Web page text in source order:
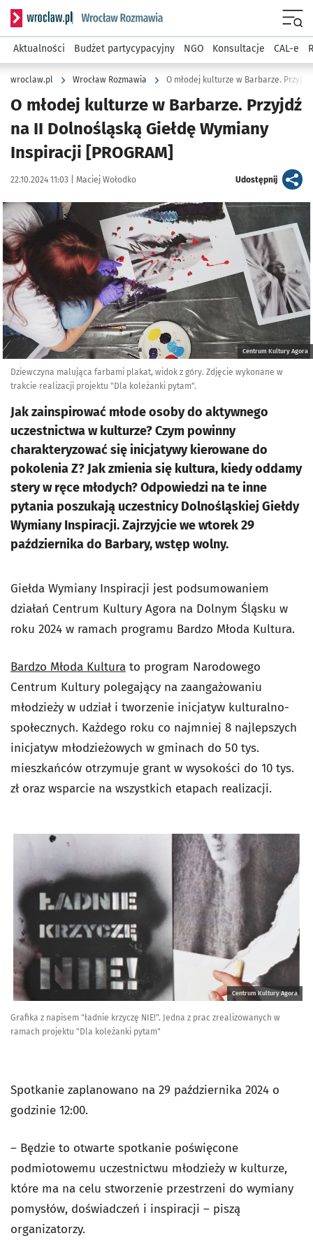
Serwis informacyjny wroclaw.pl podserwis: Rozmawia
Aktualności Budżet partycypacyjny NGO Konsultacje CAL-e
wroclaw.pl Wrocław Rozmawia
O młodej kulturze w Barbarze. Przyjdź
na II Dolnośląską Giełdę Wymiany
Inspiracji [PROGRAM]
Data publikacji:
22.10.2024 11:03 | Autor:
Maciej Wołodko Udostępnijartykuł
Kliknij, aby powiększyć
Centrum Kultury Agora
Dziewczyna malująca farbami plakat, widok z góry. Zdjęcie wykonane w
trakcie realizacji projektu "Dla koleżanki pytam".
Jak zainspirować młode osoby do aktywnego
uczestnictwa w kulturze? Czym powinny
charakteryzować się inicjatywy kierowane do
pokolenia Z? Jak zmienia się kultura, kiedy oddamy
stery w ręce młodych? Odpowiedzi na te inne
pytania poszukają uczestnicy Dolnośląskiej Giełdy
Wymiany Inspiracji. Zajrzyjcie we wtorek 29
października do Barbary, wstęp wolny.
Giełda Wymiany Inspiracji jest podsumowaniem
działań Centrum Kultury Agora na Dolnym Śląsku w
roku 2024 w ramach programu Bardzo Młoda Kultura.
Bardzo Młoda Kultura to program Narodowego
Centrum Kultury polegający na zaangażowaniu
młodzieży w udział i tworzenie inicjatyw kulturalno-
społecznych. Każdego roku co najmniej 8 najlepszych
inicjatyw młodzieżowych w gminach do 50 tys.
mieszkańców otrzymuje grant w wysokości do 10 tys.
zł oraz wsparcie na wszystkich etapach realizacji.
Centrum Kultury Agora
Grafika z napisem "ładnie krzyczę NIE!". Jedna z prac zrealizowanych w
ramach projektu "Dla koleżanki pytam"
Spotkanie zaplanowano na 29 października 2024 o
godzinie 12:00.
– Będzie to otwarte spotkanie poświęcone
podmiotowemu uczestnictwu młodzieży w kulturze,
które ma na celu stworzenie przestrzeni do wymiany
pomysłów, doświadczeń i inspiracji – piszą
organizatorzy.